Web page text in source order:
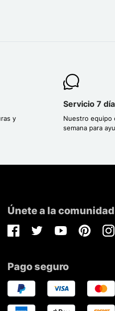
y
Servicio 7
Nuestro equipo
semana para
Únete a la comunidad
FacebookTwitterYoutubePinterest
Pago seguro